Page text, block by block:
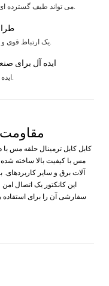
می تواند طیف گسترده ای از اندازه کابل را اداره کند.
یک ارتباط قوی و قابل اعتماد فراهم می کند.
ایده آل برای
ایده آل برای برنامه های کاربردی.
مقاومت
کابل کابل ترمینال حلقه مس با
مس با کیفیت بالا ساخته
آلات برق و سایر
این کانکتور یک اتصال
سفارشی آن را برای